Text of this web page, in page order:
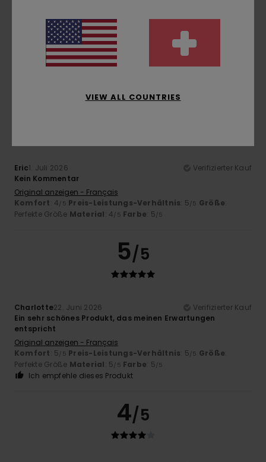
Stephane2. Juli 2026
Es fehlt ein elastischer / eng anliegender Strumpf
Original anzeigen - Français
Komfort: 4/5 Preis-Leistungs-Verhältnis
4
Eric1. Juli 2026
Verifizierter Kauf
Kein Kommentar
Original anzeigen - Français
Komfort: 4 /5 Preis-Leistungs-Verhältnis: 5 /5 Größe:
Perfekte Größe Material: 4 /5 Farbe: 5 /5
5/5
Charlotte22. Juni 2026
Verifizierter Kauf
Ein sehr schönes Produkt, das meinen Erwartungen
entspricht
Original anzeigen - Français
Komfort: 5 /5 Preis-Leistungs-Verhältnis: 5 /5 Größe:
Perfekte Größe Material: 5 /5 Farbe: 5 /5
Ich empfehle dieses Produkt
4/5
VIEW ALL COUNTRIES